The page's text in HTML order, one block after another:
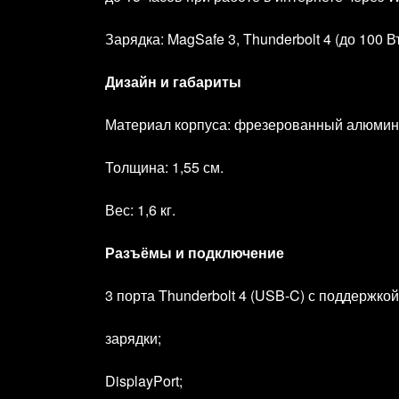
Зарядка: MagSafe 3, Thunderbolt 4 (до 100
Дизайн и габариты
Материал корпуса: фрезерованный
Толщина: 1,55 см.
Вес: 1,6 кг.
Разъёмы и подключение
3 порта Thunderbolt 4 (USB‑C) с
зарядки;
DisplayPort;